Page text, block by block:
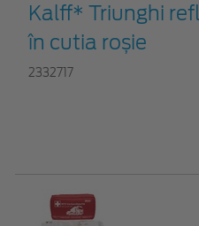
Kalff* Triunghi
în cutia roșie
2332717